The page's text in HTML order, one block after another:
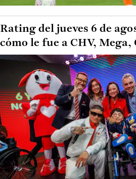
Rating del jueves 6 de
cómo le fue a CHV, Mega,